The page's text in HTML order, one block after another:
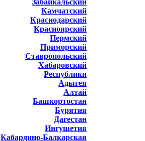
Забайкальский
Камчатский
Краснодарский
Красноярский
Пермский
Приморский
Ставропольский
Хабаровский
Республики
Адыгея
Алтай
Башкортостан
Бурятия
Дагестан
Ингушетия
Кабардино-Балкарская